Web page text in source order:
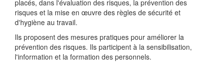
placés, dans l'évaluation des risques, la prévention des
risques et la mise en œuvre des règles de sécurité et
d'hygiène au travail.
Ils proposent des mesures pratiques pour améliorer la
prévention des risques. Ils participent à la sensibilisation,
l'information et la formation des personnels.